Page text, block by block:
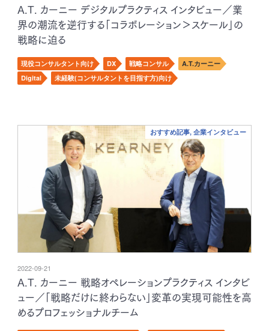
A.T. カーニー デジタルプラクティス インタビュー／業
界の潮流を逆行する「コラボレーション＞スケール」の
戦略に迫る
現役コンサルタント向け DX 戦略コンサル
A.T.カーニー
Digital
未経験(コンサルタントを目指す方)向け
おすすめ記事, 企業インタビュー
2022-09-21
A.T. カーニー 戦略オペレーションプラクティス インタビ
ュー／「戦略だけに終わらない」変革の実現可能性を高
めるプロフェッショナルチーム